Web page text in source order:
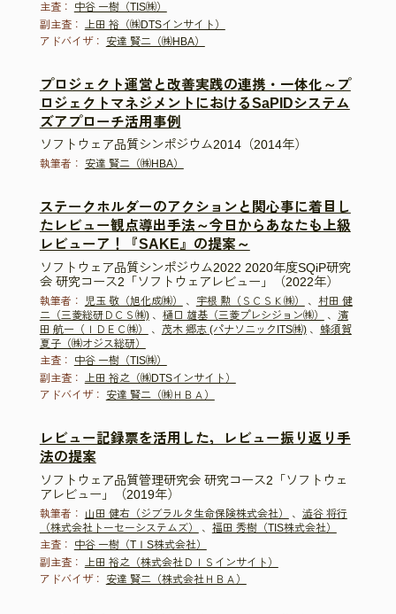
主査：
中谷 一樹（TIS㈱）
副主査：
上田 裕（㈱DTSインサイト）
アドバイザ：
安達 賢二（㈱HBA）
プロジェクト運営と改善実践の連携・一体化～プ
ロジェクトマネジメントにおけるSaPIDシステム
ズアプローチ活用事例
ソフトウェア品質シンポジウム2014（2014年）
執筆者： 安達 賢二（㈱HBA）
ステークホルダーのアクションと関心事に着目し
たレビュー観点導出手法～今日からあなたも上級
レビューア！『SAKE』の提案～
ソフトウェア品質シンポジウム2022 2020年度SQiP研究
会 研究コース2「ソフトウェアレビュー」（2022年）
執筆者： 児玉 敬（旭化成㈱） 、 宇根 勲（ＳＣＳＫ㈱） 、 村田 健
二（三菱総研ＤＣＳ㈱)、 樋口 雄基（三菱プレシジョン㈱） 、 濱
田 航一（ＩＤＥＣ㈱）
、 茂木 郷志 (パナソニックITS㈱)、 蜂須賀
夏子（㈱オジス総研）
主査：
中谷 一樹（TIS㈱）
副主査：
上田 裕之（㈱DTSインサイト）
アドバイザ：
安達 賢二（㈱ＨＢＡ）
レビュー記録票を活用した，レビュー振り返り手
法の提案
ソフトウェア品質管理研究会 研究コース2「ソフトウェ
アレビュー」（2019年）
執筆者： 山田 健右（ジブラルタ生命保険株式会社） 、 澁谷 将行
（株式会社トーセーシステムズ）
、 福田 秀樹（TIS株式会社）
主査：
中谷 一樹（TⅠS株式会社）
副主査：
上田 裕之（株式会社ＤＩＳインサイト）
アドバイザ：
安達 賢二（株式会社ＨＢＡ）